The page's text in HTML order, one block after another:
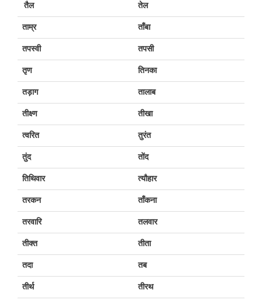
तैल तेल
ताम्र ताँबा
तपस्वी तपसी
तृण तिनका
तड़ाग तालाब
तीक्ष्ण तीखा
त्वरित तुरंत
तुंद तोंद
तिथिवार त्यौहार
तरकन ताँकना
तरवारि तलवार
तीक्त तीता
तदा तब
तीर्थ तीरथ